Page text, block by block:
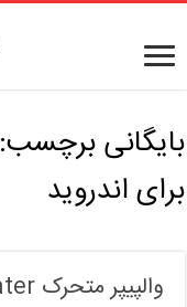
بایگانی برچسب:
برای اندروید
والپیپر متحرک Stones in Water